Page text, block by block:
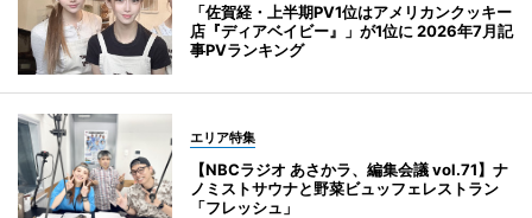
「佐賀経・上半期PV1位はアメリカンクッキー
店『ディアベイビー』」が1位に 2026年7月記
事PVランキング
エリア特集
【NBCラジオ あさかラ、編集会議 vol.71】ナ
ノミストサウナと野菜ビュッフェレストラン
「フレッシュ」